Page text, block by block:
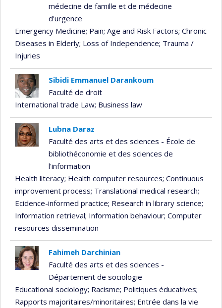
médecine de famille et de médecine
d'urgence
Emergency Medicine; Pain; Age and Risk Factors; Chronic
Diseases in Elderly; Loss of Independence; Trauma /
Injuries
Sibidi Emmanuel Darankoum
Faculté de droit
International trade Law; Business law
Lubna Daraz
Faculté des arts et des sciences - École de
bibliothéconomie et des sciences de
l'information
Health literacy; Health computer resources; Continuous
improvement process; Translational medical research;
Ecidence-informed practice; Research in library science;
Information retrieval; Information behaviour; Computer
resources dissemination
Fahimeh Darchinian
Faculté des arts et des sciences -
Département de sociologie
Educational sociology; Racisme; Politiques éducatives;
Rapports majoritaires/minoritaires; Entrée dans la vie